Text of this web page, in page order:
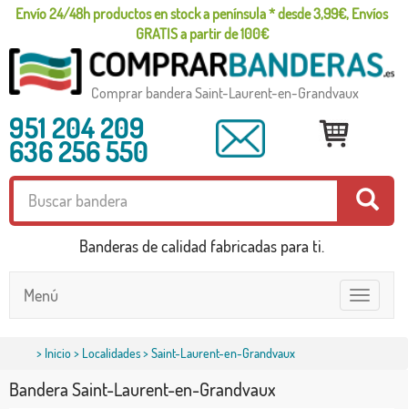
Envío 24/48h productos en stock a península * desde 3,99€, Envíos
GRATIS a partir de 100€
Comprar bandera Saint-Laurent-en-Grandvaux
951 204 209
636 256 550
Banderas de calidad fabricadas para ti.
Toggle
navigation
Menú
> Inicio> Localidades> Saint-Laurent-en-Grandvaux
Bandera Saint-Laurent-en-Grandvaux